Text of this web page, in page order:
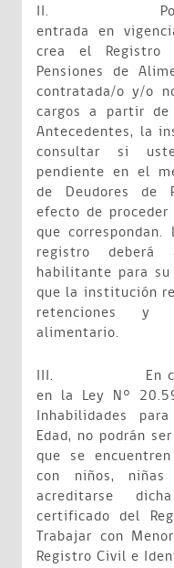
II.
entrada en
crea el Registro
Pensiones de
contratada/o y/o
cargos a partir de
Antecedentes, la
consultar si
pendiente en el
de Deudores de
efecto de
que
registro deberá
habilitante para
que la institución
retenciones y
alimentario.
III. En
en la Ley N°
Inhabilidades
Edad, no podrán
que se
con niños, niñas
acreditarse
certificado del
Trabajar con
Registro Civil e